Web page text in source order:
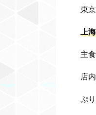
東
上
主
店
ぷ